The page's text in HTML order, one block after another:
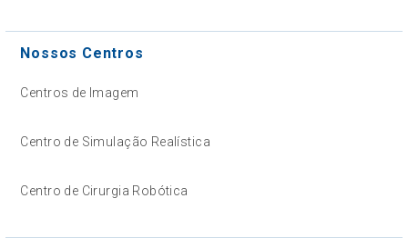
Nossos Centros
Centros de Imagem
Centro de Simulação Realística
Centro de Cirurgia Robótica